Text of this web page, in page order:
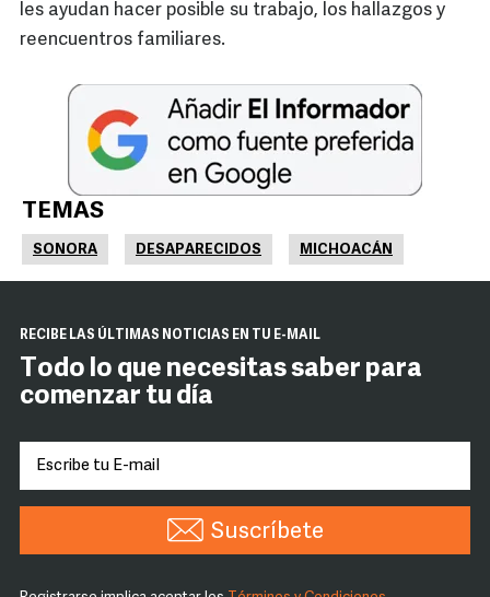
les ayudan hacer posible su trabajo, los hallazgos y
reencuentros familiares.
TEMAS
SONORA DESAPARECIDOS MICHOACÁN
RECIBE LAS ÚLTIMAS NOTICIAS EN TU E-MAIL
Todo lo que necesitas saber para
comenzar tu día
Suscríbete